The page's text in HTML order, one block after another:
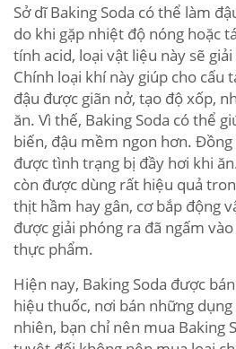
Sở dĩ Baking Soda có thể làm
do khi gặp nhiệt độ nóng hoặc
tính acid, loại vật liệu này sẽ
Chính loại khí này giúp cho cấu
đậu được giãn nở, tạo độ xốp,
ăn. Vì thế, Baking Soda có thể
biến, đậu mềm ngon hơn.
được tình trạng bị đầy hơi khi
còn được dùng rất hiệu quả
thịt hầm hay gân, cơ bắp động
được giải phóng ra đã ngấm
thực phẩm.
Hiện nay, Baking Soda được
hiệu thuốc, nơi bán những
nhiên, bạn chỉ nên mua Baking